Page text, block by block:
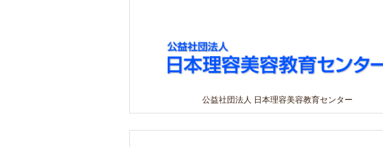
公益社団法人 日本理容美容教育センター